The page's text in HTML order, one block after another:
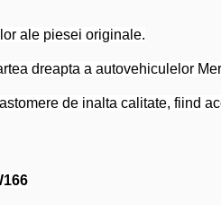
ale piesei originale.
dreapta a autovehiculelor
de inalta calitate, fiind